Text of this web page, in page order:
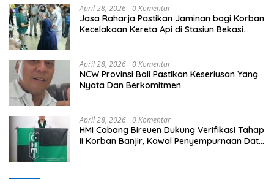
April 28, 2026 0 Komentar
Jasa Raharja Pastikan Jaminan bagi Korban
Kecelakaan Kereta Api di Stasiun Bekasi
April 28, 2026 0 Komentar
NCW Provinsi Bali Pastikan Keseriusan Yang
Nyata Dan Berkomitmen
April 28, 2026 0 Komentar
HMI Cabang Bireuen Dukung Verifikasi Tahap
II Korban Banjir, Kawal Penyempurnaan Data